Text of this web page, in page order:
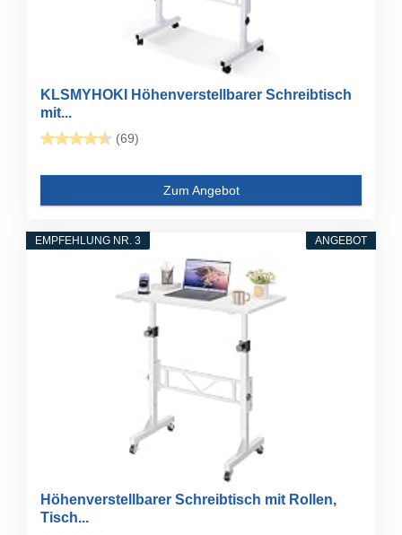
KLSMYHOKI Höhenverstellbarer Schreibtisch
mit...
(69)
Zum Angebot
ANGEBOT
EMPFEHLUNG NR. 3
Höhenverstellbarer Schreibtisch mit Rollen,
Tisch...